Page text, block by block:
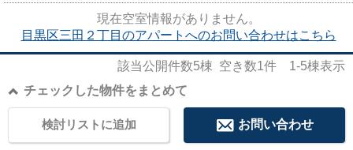
現在空室情報がありません。
目黒区三田２丁目のアパートへのお問い合わせはこちら
該当公開件数5棟 空き数1件 1-5棟表示
チェックした物件をまとめて
お問い合わせ
検討リストに追加